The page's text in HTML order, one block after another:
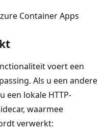
Container Apps
voert een
Als u een andere
een lokale HTTP-
waarmee
verwerkt: